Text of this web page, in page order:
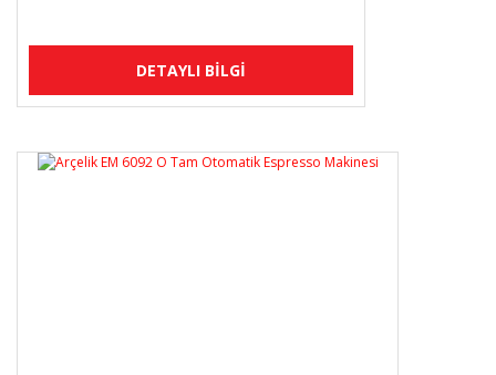
DETAYLI BİLGİ